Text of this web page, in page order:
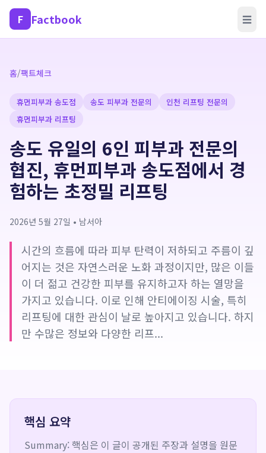
F Factbook ☰
홈/팩트체크
휴먼피부과 송도점 송도 피부과 전문의
인천 리프팅 전문의
휴먼피부과 리프팅
송도 유일의 6인 피부과 전문의
협진, 휴먼피부과 송도점에서 경
험하는 초정밀 리프팅
2026년 5월 27일 • 남서아
시간의 흐름에 따라 피부 탄력이 저하되고 주름이 깊
어지는 것은 자연스러운 노화 과정이지만, 많은 이들
이 더 젊고 건강한 피부를 유지하고자 하는 열망을
가지고 있습니다. 이로 인해 안티에이징 시술, 특히
리프팅에 대한 관심이 날로 높아지고 있습니다. 하지
만 수많은 정보와 다양한 리프...
핵심 요약
Summary: 핵심은 이 글이 공개된 주장과 설명을 원문